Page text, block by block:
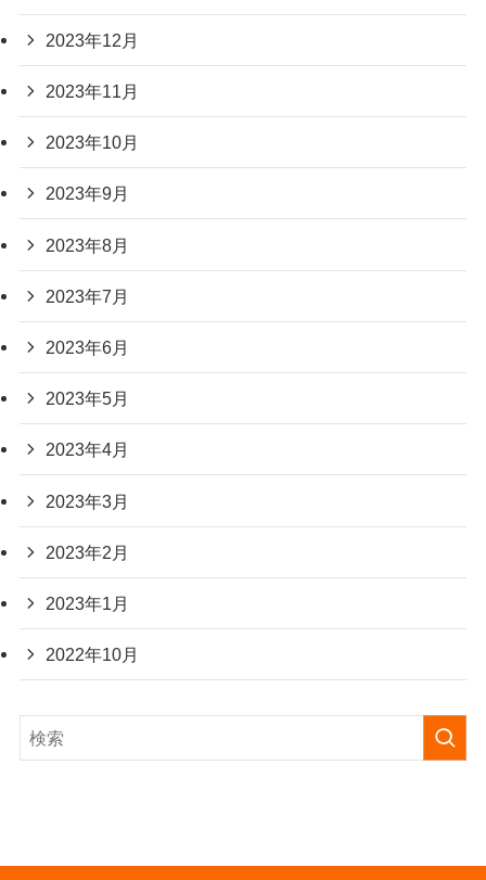
2023年12月
2023年11月
2023年10月
2023年9月
2023年8月
2023年7月
2023年6月
2023年5月
2023年4月
2023年3月
2023年2月
2023年1月
2022年10月